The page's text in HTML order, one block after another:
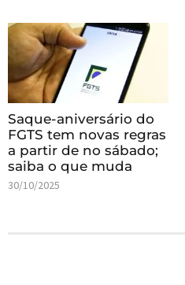
Saque-aniversário do
FGTS tem novas regras
a partir de no sábado;
saiba o que muda
30/10/2025